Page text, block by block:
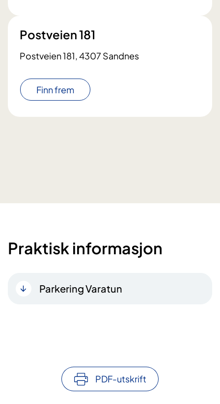
Postveien 181
Postveien 181, 4307 Sandnes
Finn frem
Praktisk informasjon
Parkering Varatun
PDF-utskrift